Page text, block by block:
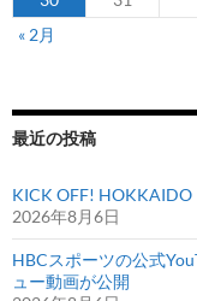
« 2月
最近の投稿
KICK OFF! HOKKAIDO
2026年8月6日
HBCスポーツの公式
ュー動画が公開